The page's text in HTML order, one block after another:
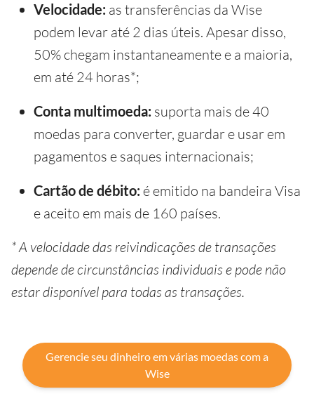
Velocidade: as transferências da Wise
podem levar até 2 dias úteis. Apesar disso,
50% chegam instantaneamente e a maioria,
em até 24 horas*;
Conta multimoeda: suporta mais de 40
moedas para converter, guardar e usar em
pagamentos e saques internacionais;
Cartão de débito: é emitido na bandeira Visa
e aceito em mais de 160 países.
* A velocidade das reivindicações de transações
depende de circunstâncias individuais e pode não
estar disponível para todas as transações.
Gerencie seu dinheiro em várias moedas com a
Wise